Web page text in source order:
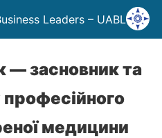
Leaders – UABL
— засновник та
медицини